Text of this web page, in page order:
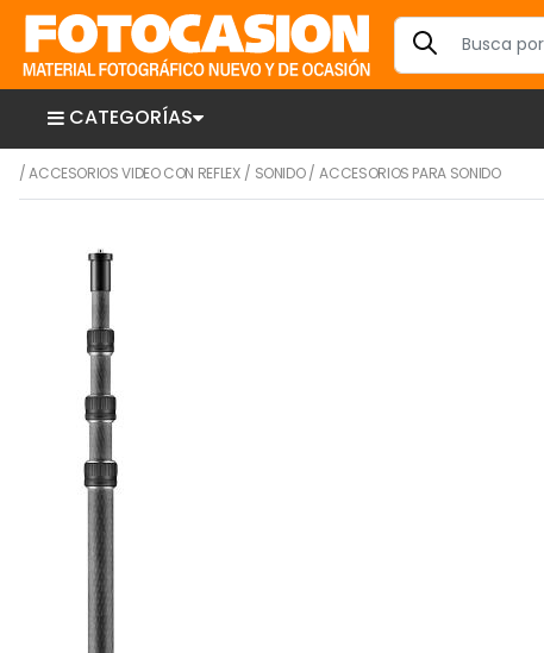
CATEGORÍAS
/ACCESORIOS VIDEO CON REFLEX/ SONIDO/ACCESORIOS PARA SONIDO